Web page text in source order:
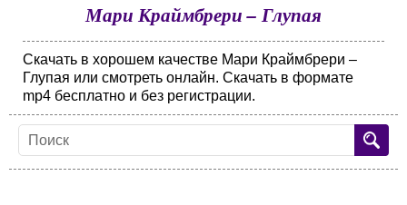
Мари Краймбрери – Глупая
Скачать в хорошем качестве Мари Краймбрери –
Глупая или смотреть онлайн. Скачать в формате
mp4 бесплатно и без регистрации.